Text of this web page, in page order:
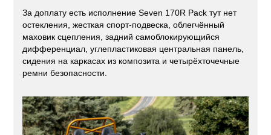
За доплату есть исполнение Seven 170R Pack тут нет
остекления, жесткая спорт-подвеска, облегчённый
маховик сцепления, задний самоблокирующийся
дифференциал, углепластиковая центральная панель,
сидения на каркасах из композита и четырёхточечные
ремни безопасности.